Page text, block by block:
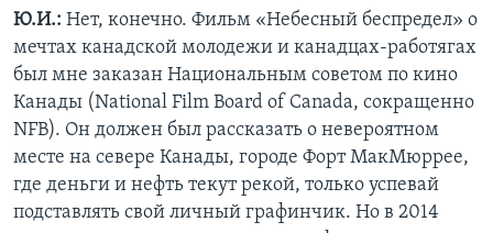
Ю.И.: Нет, конечно. Фильм «Небесный беспредел» о
мечтах канадской молодежи и канадцах-работягах
был мне заказан Национальным советом по кино
Канады (National Film Board of Canada, сокращенно
NFB). Он должен был рассказать о невероятном
месте на севере Канады, городе Форт МакМюррее,
где деньги и нефть текут рекой, только успевай
подставлять свой личный графинчик. Но в 2014